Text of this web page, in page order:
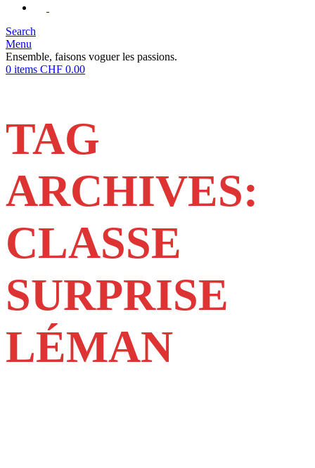
Search
Menu
Ensemble, faisons voguer les passions.
0 items CHF 0.00
TAG
ARCHIVES:
CLASSE
SURPRISE
LÉMAN